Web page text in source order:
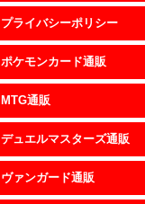
プライバシーポリシー
ポケモンカード通販
MTG通販
デュエルマスターズ通販
ヴァンガード通販